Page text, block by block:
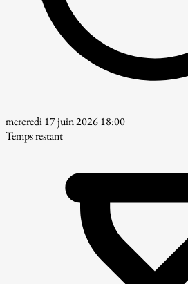
mercredi 17 juin 2026 18:00
Temps restant